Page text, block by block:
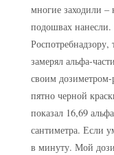
многие заходили –
подошвах
замерял альфа-
своим
пятно черной
показал 16,69
сантиметра. Если
в минуту. Мой